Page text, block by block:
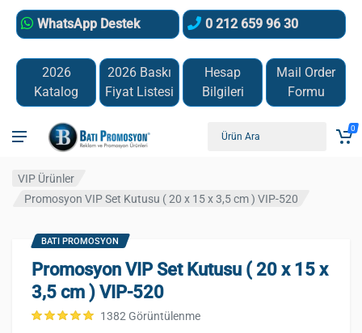
WhatsApp Destek 0 212 659 96 30
2026
Katalog
2026 Baskı
Fiyat Listesi
Hesap
Bilgileri
Mail Order
Formu
0
VIP Ürünler
Promosyon VIP Set Kutusu ( 20 x 15 x 3,5 cm ) VIP-520
Promosyon VIP Set Kutusu ( 20 x 15 x
3,5 cm ) VIP-520
1382 Görüntülenme
BATI PROMOSYON